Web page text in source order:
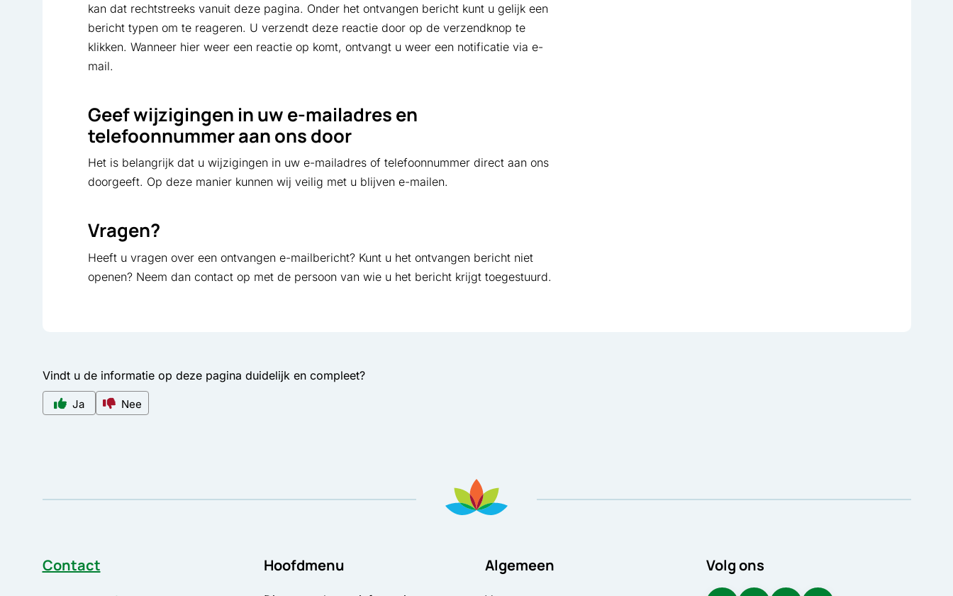
kan dat rechtstreeks vanuit deze pagina. Onder het ontvangen bericht kunt u gelijk een
bericht typen om te reageren. U verzendt deze reactie door op de verzendknop te
klikken. Wanneer hier weer een reactie op komt, ontvangt u weer een notificatie via e-
mail.
Geef wijzigingen in uw e-mailadres en
telefoonnummer aan ons door
Het is belangrijk dat u wijzigingen in uw e-mailadres of telefoonnummer direct aan ons
doorgeeft. Op deze manier kunnen wij veilig met u blijven e-mailen.
Vragen?
Heeft u vragen over een ontvangen e-mailbericht? Kunt u het ontvangen bericht niet
openen? Neem dan contact op met de persoon van wie u het bericht krijgt toegestuurd.
Vindt u de informatie op deze pagina duidelijk en compleet?
Ja Nee
Contact Hoofdmenu Algemeen Volg ons